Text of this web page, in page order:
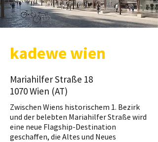
kadewe wien
Mariahilfer Straße 18
1070 Wien (AT)
Zwischen Wiens historischem 1. Bezirk
und der belebten Mariahilfer Straße wird
eine neue Flagship-Destination
geschaffen, die Altes und Neues